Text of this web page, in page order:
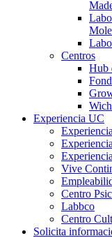
Centros
Hub
Experiencia UC
Vive
Centro
Labbco
Centro
Solicita